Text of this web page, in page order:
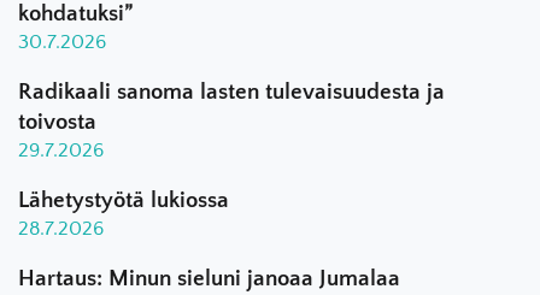
kohdatuksi”
30.7.2026
Radikaali sanoma lasten tulevaisuudesta ja
toivosta
29.7.2026
Lähetystyötä lukiossa
28.7.2026
Hartaus: Minun sieluni janoaa Jumalaa